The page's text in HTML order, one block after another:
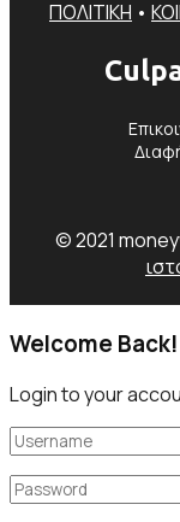
ΠΟΛΙΤΙΚΗ •
© 2021
Welcome Back!
Login to your